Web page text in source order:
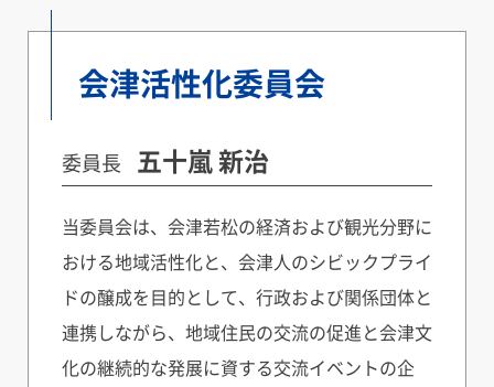
会津活性化委員会
委員長 五十嵐 新治
当委員会は、会津若松の経済および観光分野に
おける地域活性化と、会津人のシビックプライ
ドの醸成を目的として、行政および関係団体と
連携しながら、地域住民の交流の促進と会津文
化の継続的な発展に資する交流イベントの企